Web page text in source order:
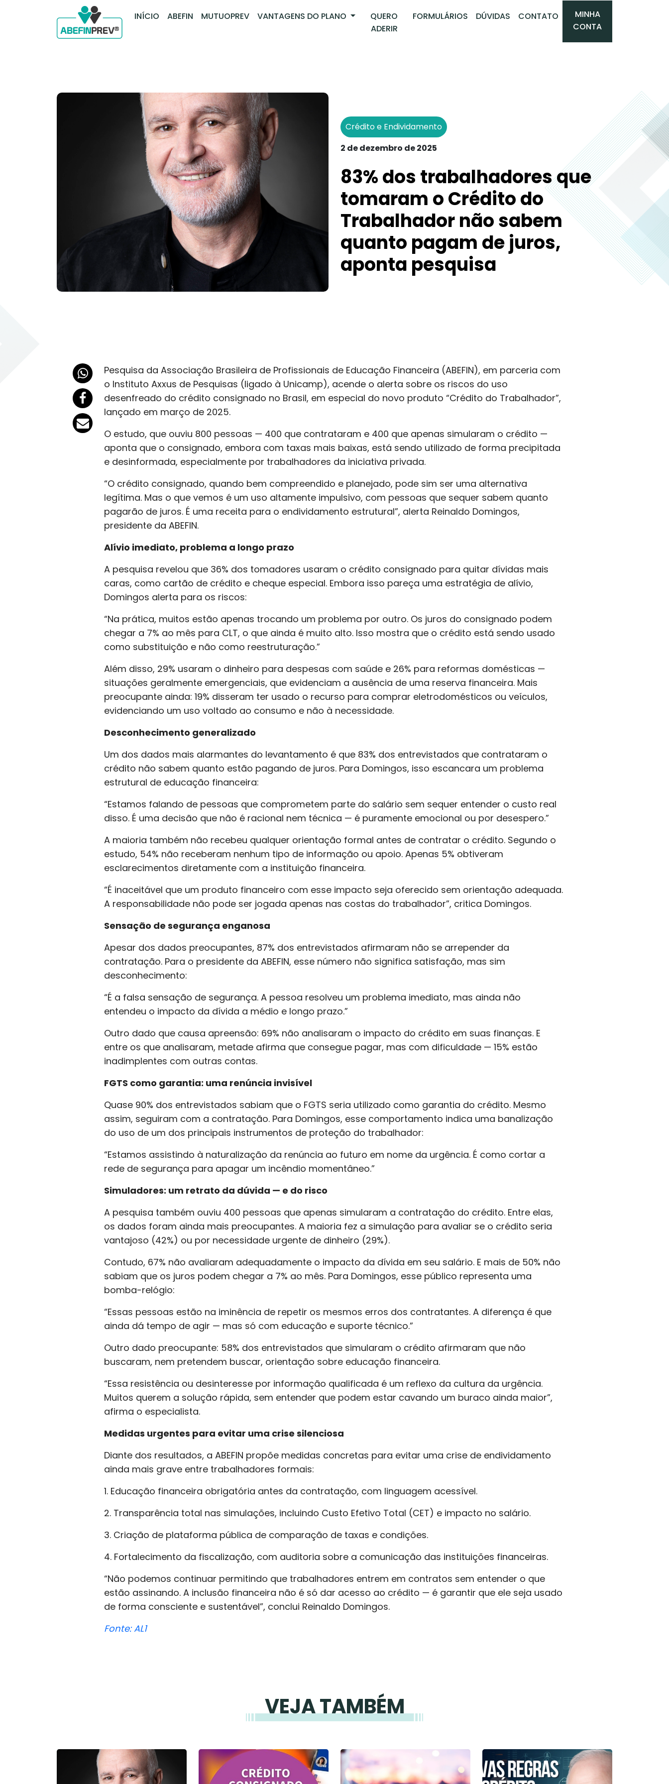
INÍCIO ABEFIN MUTUOPREV VANTAGENS DO PLANO
QUERO
ADERIR
FORMULÁRIOS DÚVIDAS CONTATO
MINHA
CONTA
Crédito e Endividamento
2 de dezembro de 2025
83% dos trabalhadores que
tomaram o Crédito do
Trabalhador não sabem
quanto pagam de juros,
aponta pesquisa
Pesquisa da Associação Brasileira de Profissionais de Educação Financeira (ABEFIN), em parceria com
o Instituto Axxus de Pesquisas (ligado à Unicamp), acende o alerta sobre os riscos do uso
desenfreado do crédito consignado no Brasil, em especial do novo produto “Crédito do Trabalhador”,
lançado em março de 2025.
O estudo, que ouviu 800 pessoas — 400 que contrataram e 400 que apenas simularam o crédito —
aponta que o consignado, embora com taxas mais baixas, está sendo utilizado de forma precipitada
e desinformada, especialmente por trabalhadores da iniciativa privada.
“O crédito consignado, quando bem compreendido e planejado, pode sim ser uma alternativa
legítima. Mas o que vemos é um uso altamente impulsivo, com pessoas que sequer sabem quanto
pagarão de juros. É uma receita para o endividamento estrutural”, alerta Reinaldo Domingos,
presidente da ABEFIN.
Alívio imediato, problema a longo prazo
A pesquisa revelou que 36% dos tomadores usaram o crédito consignado para quitar dívidas mais
caras, como cartão de crédito e cheque especial. Embora isso pareça uma estratégia de alívio,
Domingos alerta para os riscos:
“Na prática, muitos estão apenas trocando um problema por outro. Os juros do consignado podem
chegar a 7% ao mês para CLT, o que ainda é muito alto. Isso mostra que o crédito está sendo usado
como substituição e não como reestruturação.”
Além disso, 29% usaram o dinheiro para despesas com saúde e 26% para reformas domésticas —
situações geralmente emergenciais, que evidenciam a ausência de uma reserva financeira. Mais
preocupante ainda: 19% disseram ter usado o recurso para comprar eletrodomésticos ou veículos,
evidenciando um uso voltado ao consumo e não à necessidade.
Desconhecimento generalizado
Um dos dados mais alarmantes do levantamento é que 83% dos entrevistados que contrataram o
crédito não sabem quanto estão pagando de juros. Para Domingos, isso escancara um problema
estrutural de educação financeira:
“Estamos falando de pessoas que comprometem parte do salário sem sequer entender o custo real
disso. É uma decisão que não é racional nem técnica — é puramente emocional ou por desespero.”
A maioria também não recebeu qualquer orientação formal antes de contratar o crédito. Segundo o
estudo, 54% não receberam nenhum tipo de informação ou apoio. Apenas 5% obtiveram
esclarecimentos diretamente com a instituição financeira.
“É inaceitável que um produto financeiro com esse impacto seja oferecido sem orientação adequada.
A responsabilidade não pode ser jogada apenas nas costas do trabalhador”, critica Domingos.
Sensação de segurança enganosa
Apesar dos dados preocupantes, 87% dos entrevistados afirmaram não se arrepender da
contratação. Para o presidente da ABEFIN, esse número não significa satisfação, mas sim
desconhecimento:
“É a falsa sensação de segurança. A pessoa resolveu um problema imediato, mas ainda não
entendeu o impacto da dívida a médio e longo prazo.”
Outro dado que causa apreensão: 69% não analisaram o impacto do crédito em suas finanças. E
entre os que analisaram, metade afirma que consegue pagar, mas com dificuldade — 15% estão
inadimplentes com outras contas.
FGTS como garantia: uma renúncia invisível
Quase 90% dos entrevistados sabiam que o FGTS seria utilizado como garantia do crédito. Mesmo
assim, seguiram com a contratação. Para Domingos, esse comportamento indica uma banalização
do uso de um dos principais instrumentos de proteção do trabalhador:
“Estamos assistindo à naturalização da renúncia ao futuro em nome da urgência. É como cortar a
rede de segurança para apagar um incêndio momentâneo.”
Simuladores: um retrato da dúvida — e do risco
A pesquisa também ouviu 400 pessoas que apenas simularam a contratação do crédito. Entre elas,
os dados foram ainda mais preocupantes. A maioria fez a simulação para avaliar se o crédito seria
vantajoso (42%) ou por necessidade urgente de dinheiro (29%).
Contudo, 67% não avaliaram adequadamente o impacto da dívida em seu salário. E mais de 50% não
sabiam que os juros podem chegar a 7% ao mês. Para Domingos, esse público representa uma
bomba-relógio:
“Essas pessoas estão na iminência de repetir os mesmos erros dos contratantes. A diferença é que
ainda dá tempo de agir — mas só com educação e suporte técnico.”
Outro dado preocupante: 58% dos entrevistados que simularam o crédito afirmaram que não
buscaram, nem pretendem buscar, orientação sobre educação financeira.
“Essa resistência ou desinteresse por informação qualificada é um reflexo da cultura da urgência.
Muitos querem a solução rápida, sem entender que podem estar cavando um buraco ainda maior”,
afirma o especialista.
Medidas urgentes para evitar uma crise silenciosa
Diante dos resultados, a ABEFIN propõe medidas concretas para evitar uma crise de endividamento
ainda mais grave entre trabalhadores formais:
1. Educação financeira obrigatória antes da contratação, com linguagem acessível.
2. Transparência total nas simulações, incluindo Custo Efetivo Total (CET) e impacto no salário.
3. Criação de plataforma pública de comparação de taxas e condições.
4. Fortalecimento da fiscalização, com auditoria sobre a comunicação das instituições financeiras.
“Não podemos continuar permitindo que trabalhadores entrem em contratos sem entender o que
estão assinando. A inclusão financeira não é só dar acesso ao crédito — é garantir que ele seja usado
de forma consciente e sustentável”, conclui Reinaldo Domingos.
Fonte: AL1
VEJA TAMBÉM